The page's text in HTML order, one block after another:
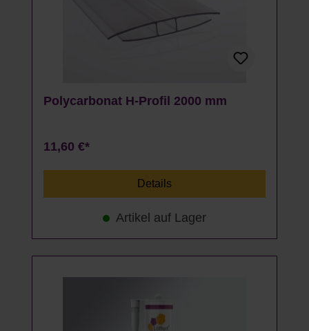
Polycarbonat H-Profil 2000 mm
11,60 €*
Details
Artikel auf Lager